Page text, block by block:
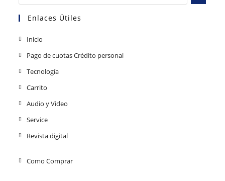
Enlaces Útiles
Inicio
Pago de cuotas Crédito personal
Tecnología
Carrito
Audio y Video
Service
Revista digital
Como Comprar